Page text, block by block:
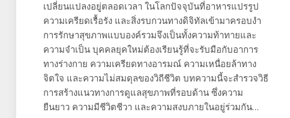
เปลี่ยนแปลงอยู่ตลอดเวลา ในโลกปัจจุบันที่อาหารแปรรูป
ความเครียดเรื้อรัง และสิ่งรบกวนทางดิจิทัลเข้ามาครอบงำ
การรักษาสุขภาพแบบองค์รวมจึงเป็นทั้งความท้าทายและ
ความจำเป็น บุคคลยุคใหม่ต้องเรียนรู้ที่จะรับมือกับอาการ
ทางร่างกาย ความเครียดทางอารมณ์ ความเหนื่อยล้าทาง
จิตใจ และความไม่สมดุลของวิถีชีวิต บทความนี้จะสำรวจวิธี
การสร้างแนวทางการดูแลสุขภาพที่รอบด้าน ซึ่งความ
ยืนยาว ความมีชีวิตชีวา และความสงบภายในอยู่ร่วมกัน…